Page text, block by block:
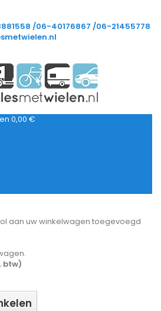
/06-40176867 /06-21455778
0,00 €
aan uw winkelwagen toegevoegd
btw)